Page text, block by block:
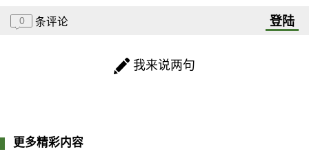
0 条评论 登陆
我来说两句
更多精彩内容